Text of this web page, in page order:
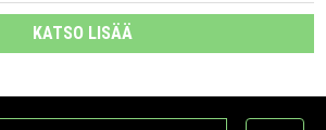
KATSO LISÄÄ